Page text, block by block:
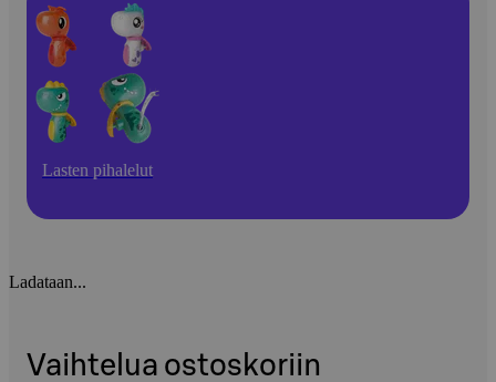
Lasten pihalelut
Ladataan...
Vaihtelua ostoskoriin